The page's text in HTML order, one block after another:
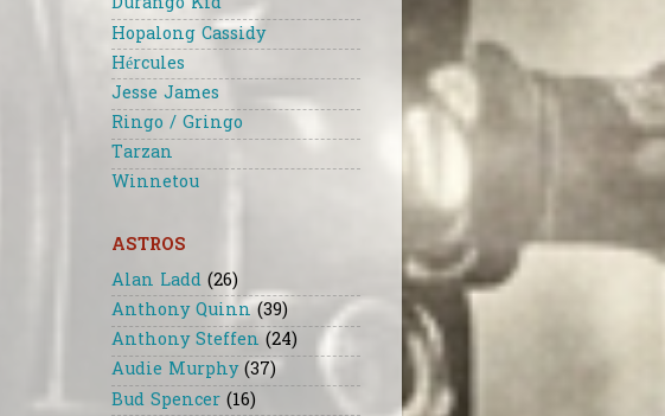
Hopalong Cassidy
Hércules
Jesse James
Ringo / Gringo
Tarzan
Winnetou
ASTROS
Alan Ladd (26)
Anthony Quinn (39)
Anthony Steffen (24)
Audie Murphy (37)
Bud Spencer (16)